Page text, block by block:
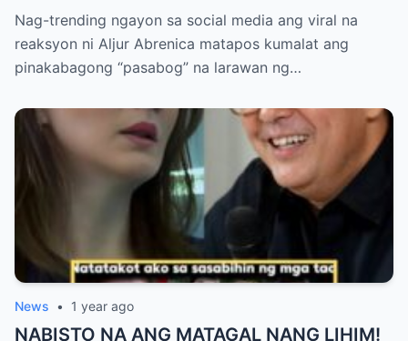
PASABOG Photo ni KYLIE PADILLA —
Netizens Nagulantang sa Ganda at Lakas
ng Aura! “Sino Talaga ang Nagsisi
Nag-trending ngayon sa social media ang viral na
reaksyon ni Aljur Abrenica matapos kumalat ang
pinakabagong “pasabog” na larawan ng…
News • 1 year ago
NABISTO NA ANG MATAGAL NANG LIHIM!